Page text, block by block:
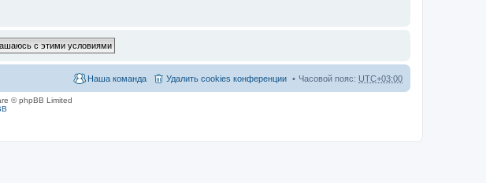
Часовой пояс: UTC+03:00
Удалить cookies конференции
Наша команда
© phpBB Limited